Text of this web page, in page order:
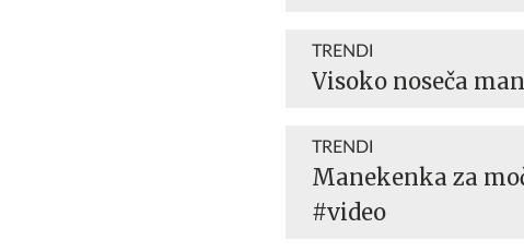
TRENDI
Visoko noseča
TRENDI
Manekenka za
#video